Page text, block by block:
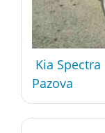
Kia
Pazova